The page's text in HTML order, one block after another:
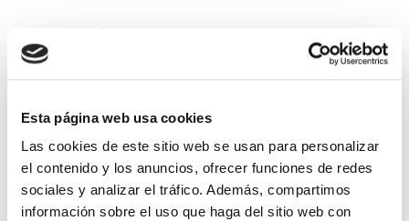
Esta página web usa cookies
Las cookies de este sitio web se usan para personalizar
el contenido y los anuncios, ofrecer funciones de redes
sociales y analizar el tráfico. Además, compartimos
información sobre el uso que haga del sitio web con
Adaptación y evolución continua:
Manteniendo la competitividad en la
era digital
La transformación digital no es un destino, sino un viaje
continuo. El entorno tecnológico está en constante cambio,
y es crucial que tu empresa se mantenga actualizada y lista
para adaptarse a las nuevas tendencias.